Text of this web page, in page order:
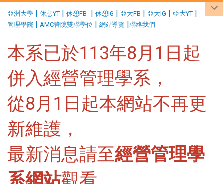
亞洲大學 | 休憩YT | 休憩FB | 休憩IG | 亞大FB | 亞大IG | 亞大YT |
管理學院 | AMC管院雙聯學位 | 網站導覽 |聯絡我們
本系已於113年8月1日起
併入經營管理學系，
從8月1日起本網站不再更
新維護，
最新消息請至經營管理學
系網站觀看。